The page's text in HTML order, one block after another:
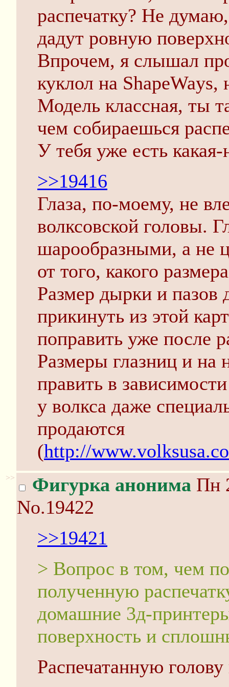
распечатку? Не
дадут ровную
Впрочем, я слышал
куклол на ShapeWays,
Модель классная, ты
чем собираешься
У тебя уже есть
>>19416
Глаза, по-моему, не
волксовской головы.
шарообразными, а не
от того, какого
Размер дырки и
прикинуть из этой
поправить уже после
Размеры глазниц и на
править в
у волкса даже
продаются
(http://
>> Фигурка анонима Пн
No.19422
>>19421
> Вопрос в том, чем
полученную
домашние 3д-
поверхность и
Распечатанную голову